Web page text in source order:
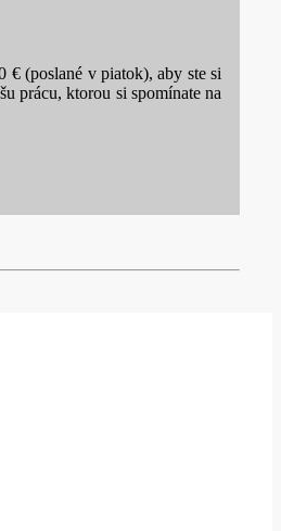
(poslané v piatok), aby ste si
prácu, ktorou si spomínate na